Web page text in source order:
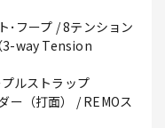
･フープ / 8テンション
3-way Tension
ルストラップ
ー（打面） / REMOス